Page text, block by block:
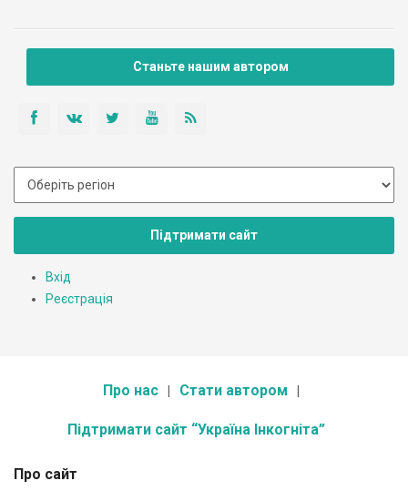
Станьте нашим автором
Підтримати сайт
Вхід
Реєстрація
Про нас Стати автором
Підтримати сайт “Україна Інкогніта”
Про сайт